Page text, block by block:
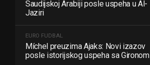
Saudijskoj Arabiji posle uspeha u Al-
Jaziri
EURO FUDBAL
Míchel preuzima Ajaks: Novi izazov
posle istorijskog uspeha sa Gironom